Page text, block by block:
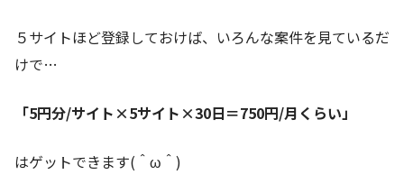
５サイトほど登録しておけば、いろんな案件を見ているだ
けで…
「5円分/サイト×5サイト×30日＝750円/月くらい」
はゲットできます(＾ω＾)